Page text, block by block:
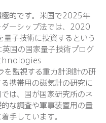
的です。米国で2025年
ーシップ法では、2020
子技術に投資するという
英国の国家量子技術プログ
を監視する重力計測計の研
携帯用の磁気計の研究に
は、国が国家研究所のネ
な調査や軍事装置用の量
手しています。